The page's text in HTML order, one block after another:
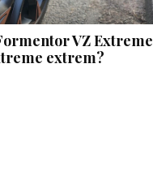
VZ Extreme
extrem?